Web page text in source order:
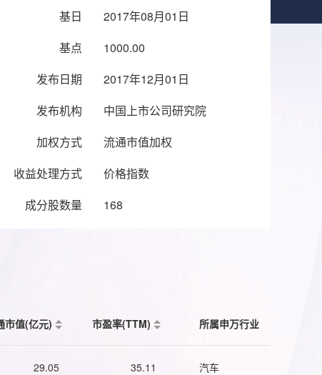
基日
2017年08月01日
基点
1000.00
发布日期
2017年12月01日
发布机构
中国上市公司研究院
加权方式
流通市值加权
收益处理方式
价格指数
成分股数量
168
市值(亿元) 市盈率(TTM) 所属申万行业
29.05 35.11 汽车